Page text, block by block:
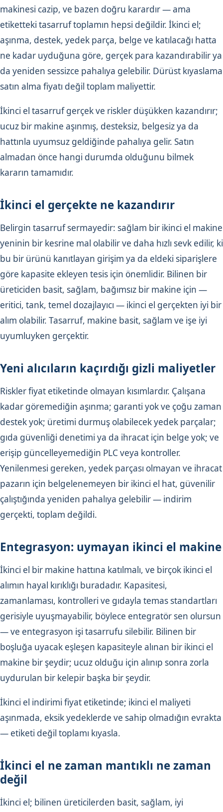
makinesi cazip, ve bazen doğru karardır — ama
etiketteki tasarruf toplamın hepsi değildir. İkinci el;
aşınma, destek, yedek parça, belge ve katılacağı hatta
ne kadar uyduğuna göre, gerçek para kazandırabilir ya
da yeniden sessizce pahalıya gelebilir. Dürüst kıyaslama
satın alma fiyatı değil toplam maliyettir.
İkinci el tasarruf gerçek ve riskler düşükken kazandırır;
ucuz bir makine aşınmış, desteksiz, belgesiz ya da
hattınla uyumsuz geldiğinde pahalıya gelir. Satın
almadan önce hangi durumda olduğunu bilmek
kararın tamamıdır.
İkinci el gerçekte ne kazandırır
Belirgin tasarruf sermayedir: sağlam bir ikinci el makine
yeninin bir kesrine mal olabilir ve daha hızlı sevk edilir, ki
bu bir ürünü kanıtlayan girişim ya da eldeki siparişlere
göre kapasite ekleyen tesis için önemlidir. Bilinen bir
üreticiden basit, sağlam, bağımsız bir makine için —
eritici, tank, temel dozajlayıcı — ikinci el gerçekten iyi bir
alım olabilir. Tasarruf, makine basit, sağlam ve işe iyi
uyumluyken gerçektir.
Yeni alıcıların kaçırdığı gizli maliyetler
Riskler fiyat etiketinde olmayan kısımlardır. Çalışana
kadar göremediğin aşınma; garanti yok ve çoğu zaman
destek yok; üretimi durmuş olabilecek yedek parçalar;
gıda güvenliği denetimi ya da ihracat için belge yok; ve
erişip güncelleyemediğin PLC veya kontroller.
Yenilenmesi gereken, yedek parçası olmayan ve ihracat
pazarın için belgelenemeyen bir ikinci el hat, güvenilir
çalıştığında yeniden pahalıya gelebilir — indirim
gerçekti, toplam değildi.
Entegrasyon: uymayan ikinci el makine
İkinci el bir makine hattına katılmalı, ve birçok ikinci el
alımın hayal kırıklığı buradadır. Kapasitesi,
zamanlaması, kontrolleri ve gıdayla temas standartları
gerisiyle uyuşmayabilir, böylece entegratör sen olursun
— ve entegrasyon işi tasarrufu silebilir. Bilinen bir
boşluğa uyacak eşleşen kapasiteyle alınan bir ikinci el
makine bir şeydir; ucuz olduğu için alınıp sonra zorla
uydurulan bir kelepir başka bir şeydir.
İkinci el indirimi fiyat etiketinde; ikinci el maliyeti
aşınmada, eksik yedeklerde ve sahip olmadığın evrakta
— etiketi değil toplamı kıyasla.
İkinci el ne zaman mantıklı ne zaman
değil
İkinci el; bilinen üreticilerden basit, sağlam, iyi